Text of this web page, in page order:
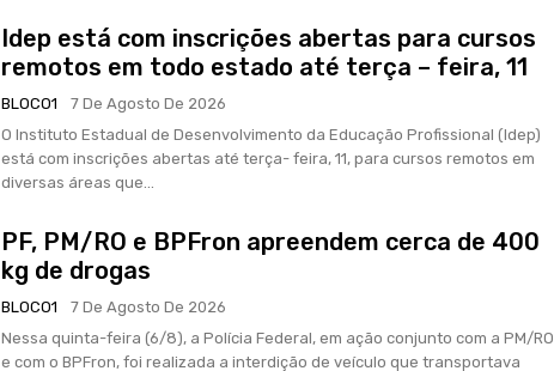
Idep está com inscrições abertas para cursos
remotos em todo estado até terça – feira, 11
BLOCO1
7 De Agosto De 2026
O Instituto Estadual de Desenvolvimento da Educação Profissional (Idep)
está com inscrições abertas até terça- feira, 11, para cursos remotos em
diversas áreas que...
PF, PM/RO e BPFron apreendem cerca de 400
kg de drogas
BLOCO1
7 De Agosto De 2026
Nessa quinta-feira (6/8), a Polícia Federal, em ação conjunto com a PM/RO
e com o BPFron, foi realizada a interdição de veículo que transportava